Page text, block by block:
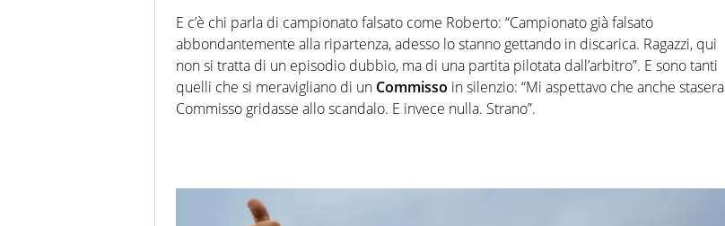
E c’è chi parla di campionato falsato come Roberto: “Campionato già falsato
abbondantemente alla ripartenza, adesso lo stanno gettando in discarica. Ragazzi, qui
non si tratta di un episodio dubbio, ma di una partita pilotata dall’arbitro”. E sono tanti
quelli che si meravigliano di un Commisso in silenzio: “Mi aspettavo che anche stasera
Commisso gridasse allo scandalo. E invece nulla. Strano”.